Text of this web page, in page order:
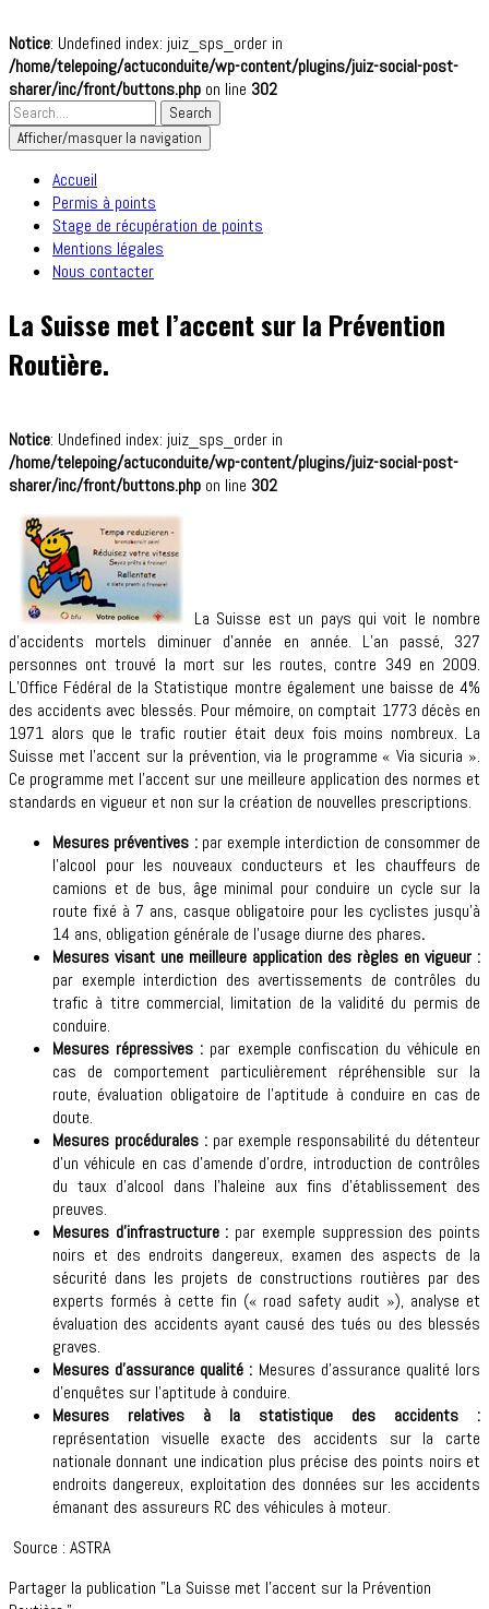
Notice: Undefined index: juiz_sps_order in
/home/telepoing/actuconduite/wp-content/plugins/juiz-social-post-
sharer/inc/front/buttons.php on line 302
Afficher/masquer la navigation
Accueil
Permis à points
Stage de récupération de points
Mentions légales
Nous contacter
La Suisse met l’accent sur la Prévention
Routière.
Notice: Undefined index: juiz_sps_order in
/home/telepoing/actuconduite/wp-content/plugins/juiz-social-post-
sharer/inc/front/buttons.php on line 302
La Suisse est un pays qui voit le nombre
d’accidents mortels diminuer d’année en année. L’an passé, 327
personnes ont trouvé la mort sur les routes, contre 349 en 2009.
L’Office Fédéral de la Statistique montre également une baisse de 4%
des accidents avec blessés. Pour mémoire, on comptait 1773 décès en
1971 alors que le trafic routier était deux fois moins nombreux. La
Suisse met l’accent sur la prévention, via le programme « Via sicuria ».
Ce programme met l’accent sur une meilleure application des normes et
standards en vigueur et non sur la création de nouvelles prescriptions.
Mesures préventives :par exemple interdiction de consommer de
l’alcool pour les nouveaux conducteurs et les chauffeurs de
camions et de bus, âge minimal pour conduire un cycle sur la
route fixé à 7 ans, casque obligatoire pour les cyclistes jusqu’à
14 ans, obligation générale de l’usage diurne des phares.
Mesures visant une meilleure application des règles en vigueur :
par exemple interdiction des avertissements de contrôles du
trafic à titre commercial, limitation de la validité du permis de
conduire.
Mesures répressives : par exemple confiscation du véhicule en
cas de comportement particulièrement répréhensible sur la
route, évaluation obligatoire de l’aptitude à conduire en cas de
doute.
Mesures procédurales :par exemple responsabilité du détenteur
d’un véhicule en cas d’amende d’ordre, introduction de contrôles
du taux d’alcool dans l’haleine aux fins d’établissement des
preuves.
Mesures d’infrastructure : par exemple suppression des points
noirs et des endroits dangereux, examen des aspects de la
sécurité dans les projets de constructions routières par des
experts formés à cette fin (« road safety audit »), analyse et
évaluation des accidents ayant causé des tués ou des blessés
graves.
Mesures d’assurance qualité : Mesures d’assurance qualité lors
d’enquêtes sur l’aptitude à conduire.
Mesures relatives à la statistique des accidents :
représentation visuelle exacte des accidents sur la carte
nationale donnant une indication plus précise des points noirs et
endroits dangereux, exploitation des données sur les accidents
émanant des assureurs RC des véhicules à moteur.
Source : ASTRA
Partager la publication "La Suisse met l’accent sur la Prévention